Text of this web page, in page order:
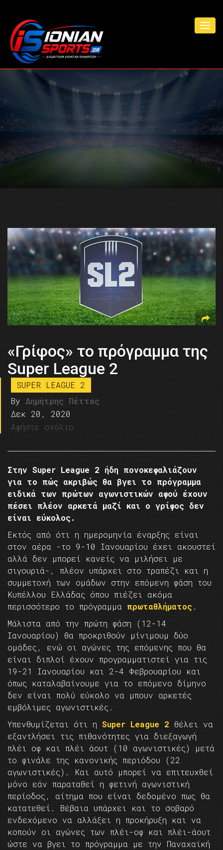
«Γρίφος» το πρόγραμμα της
Super League 2
SUPER LEAGUE 2
By Δημήτρης Πέττας
Δεκ 20, 2020
Αφήστε σχόλιο
Στην Super League 2 ήδη πονοκεφαλιάζουν
για το πώς ακριβώς θα βγει το πρόγραμμα
ειδικά των πρώτων αγωνιστικών αφού έχουν
πέσει πλέον αρκετά μαζί και ο γρίφος δεν
είναι εύκολος.
Εκτός από ότι η ημερομηνία έναρξης είναι
στον αέρα -το 9-10 Ιανουαρίου έχει ακουστεί
αλλά δεν μπορεί κανείς να μιλήσει με
σιγουριά-, πλέον υπάρχει στο τραπέζι και η
συμμετοχή των ομάδων στην επόμενη φάση του
Κυπέλλου Ελλάδας όπου πιέζει ακόμα
περισσότερο το πρόγραμμα πρωταθλήματος .
Μάλιστα από την πρώτη φάση (12-14
Ιανουαρίου) θα προκριθούν μίνιμουμ δύο
ομάδες, ενώ οι αγώνες της επόμενης που θα
είναι διπλοί έχουν προγραμματιστεί για τις
19-21 Ιανουαρίου και 2-4 Φεβρουαρίου και
όπως καταλαβαίνουμε για το επόμενο δίμηνο
δεν είναι πολύ εύκολο να μπουν αρκετές
εμβόλιμες αγωνιστικές.
Υπενθυμίζεται ότι η Super League 2 θέλει να
εξαντλήσει τις πιθανότητες για διεξαγωγή
πλέι οφ και πλέι άουτ (10 αγωνιστικές) μετά
το φινάλε της κανονικής περιόδου (22
αγωνιστικές). Και αυτό μπορεί να επιτευχθεί
μόνο εάν παραταθεί η φετινή αγωνιστική
περίοδος, αίτημα που είναι δεδομένο πως θα
κατατεθεί. Βέβαια υπάρχει και το σοβαρό
ενδεχόμενο να αλλάξει η προκήρυξη και να
κοπούν οι αγώνες των πλέι-οφ και πλέι-άουτ
ώστε να βγει το πρόγραμμα με την Παναχαϊκή